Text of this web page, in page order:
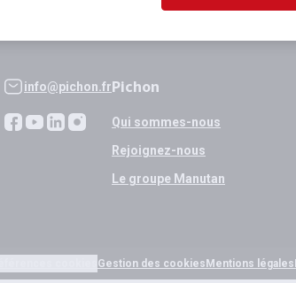
info@pichon.frPichon
Qui sommes-nous
Rejoignez-nous
Le groupe Manutan
Gestion des cookies Mentions légales